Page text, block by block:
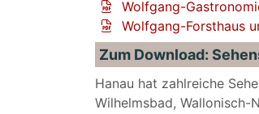
Wolfgang-
Wolfgang-Forsthaus
Zum Download:
Hanau hat zahlreiche
Wilhelmsbad, Wallonisch-